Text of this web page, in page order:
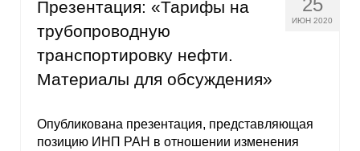
ИЮН 2020
Презентация: «Тарифы на
трубопроводную
транспортировку нефти.
Материалы для обсуждения»
Опубликована презентация, представляющая
позицию ИНП РАН в отношении изменения